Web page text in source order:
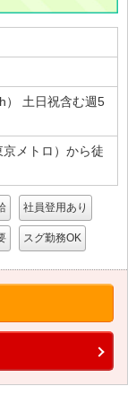
） 土日祝含む週5
メトロ）から徒
社員登用あり
スグ勤務OK